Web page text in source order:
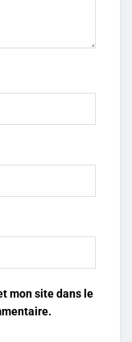
mon site dans le